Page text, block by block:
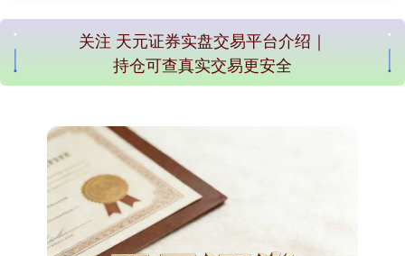
上证综指 3940.04
关注 天元证券实盘交易平台介绍｜
持仓可查真实交易更安全